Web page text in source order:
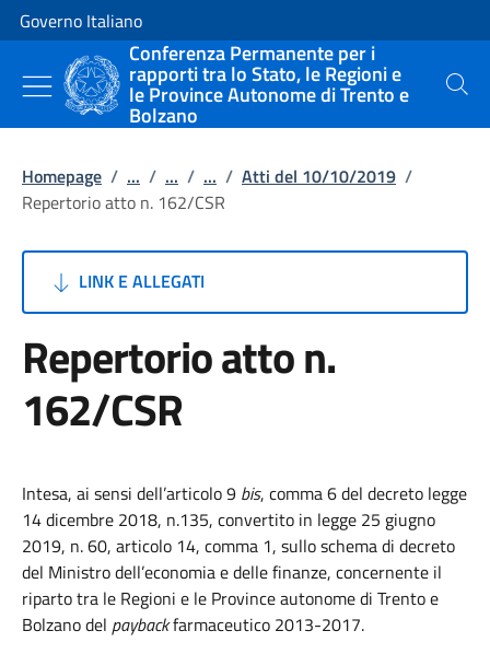
Vai al contenuto
Vai alla navigazione del sito
Governo Italiano
Conferenza Permanente per i
rapporti tra lo Stato, le Regioni e
le Province Autonome di Trento e
Bolzano
Cerca
Homepage / ... / ... / ... / Atti del 10/10/2019 /
Repertorio atto n. 162/CSR
LINK E ALLEGATI
Repertorio atto n.
162/CSR
Intesa, ai sensi dell’articolo 9 bis, comma 6 del decreto legge
14 dicembre 2018, n.135, convertito in legge 25 giugno
2019, n. 60, articolo 14, comma 1, sullo schema di decreto
del Ministro dell’economia e delle finanze, concernente il
riparto tra le Regioni e le Province autonome di Trento e
Bolzano del paybackfarmaceutico 2013-2017.